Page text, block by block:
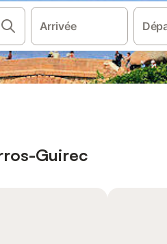
Arrivée
Guirec